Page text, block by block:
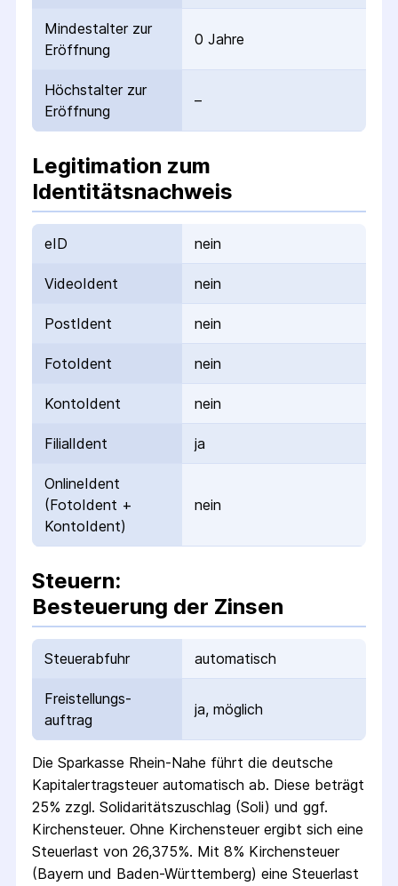
Mindestalter zur
Eröffnung
0 Jahre
Höchstalter zur
Eröffnung
–
Legitimation zum
Identitätsnachweis
eID nein
VideoIdent nein
PostIdent nein
FotoIdent nein
KontoIdent nein
FilialIdent ja
OnlineIdent
(FotoIdent +
KontoIdent)
nein
Steuern:
Besteuerung der Zinsen
Steuerabfuhr automatisch
Freistellungs­
auftrag
ja, möglich
Die Sparkasse Rhein-Nahe führt die deutsche
Kapital­ertrag­steuer automatisch ab. Diese beträgt
25% zzgl. Solidaritäts­zuschlag (Soli) und ggf.
Kirchensteuer. Ohne Kirchensteuer ergibt sich eine
Steuerlast von 26,375%. Mit 8% Kirchensteuer
(Bayern und Baden-Württemberg) eine Steuerlast